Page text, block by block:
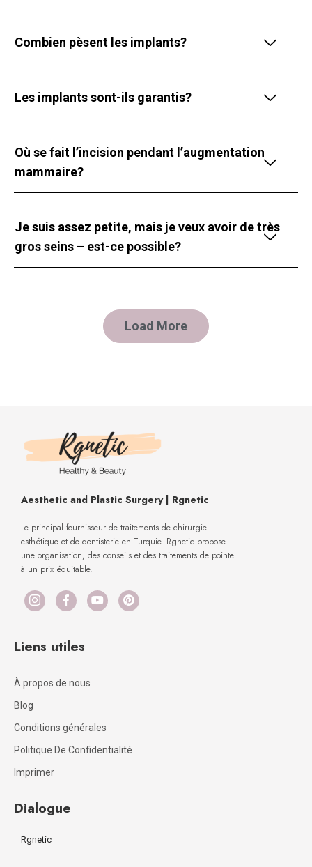
Combien pèsent les implants?
Les implants sont-ils garantis?
Où se fait l’incision pendant l’augmentation
mammaire?
Je suis assez petite, mais je veux avoir de très
gros seins – est-ce possible?
Load More
Aesthetic and Plastic Surgery | Rgnetic
Le principal fournisseur de traitements de chirurgie
esthétique et de dentisterie en Turquie. Rgnetic propose
une organisation, des conseils et des traitements de pointe
à un prix équitable.
Liens utiles
À propos de nous
Blog
Conditions générales
Politique De Confidentialité
Imprimer
Dialogue
Rgnetic